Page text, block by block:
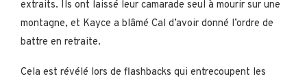
extraits. Ils ont laissé leur camarade seul à mourir sur une
montagne, et Kayce a blâmé Cal d’avoir donné l’ordre de
battre en retraite.
Cela est révélé lors de flashbacks qui entrecoupent les